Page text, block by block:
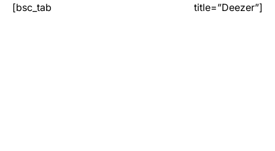
[bsc_tab title=”Deezer”]